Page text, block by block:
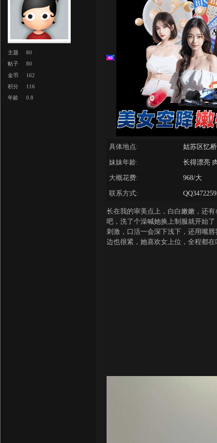
主题
80
帖子
80
金币
162
积分
116
年龄
0.8
具体地点: 姑苏区忆
妹妹年龄: 长得漂亮
大概花费: 968/大
联系方式:
长在我的审美点上，白白嫩嫩，还
吧，洗了个澡喊她换上制服就开始
刺激，口活一会深下浅下，还用嘴
边也很紧，她喜欢女上位，全程都在